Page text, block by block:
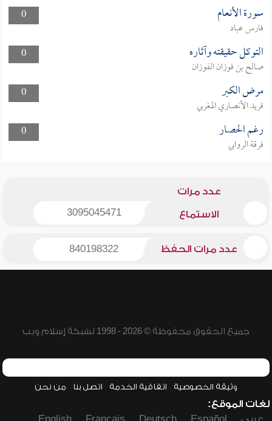
0
سورة الأنعام
فارس عباد
0
التوكل حقيقته وآثاره
صالح بن فوزان الفوزان
0
مرض الكبر
فريد الأنصاري المغربي
0
رغم الحصار
فرقة الروابي
عدد مرات
الاستماع 3095045471
عدد مرات الحفظ 840198322
جميع الحقوق محفوظة © 2026 - 1998 لشبكة إسلام ويب
وثيقة الخصوصية اتفاقية الخدمة اتصل بنا من نحن
لغات الموقع: